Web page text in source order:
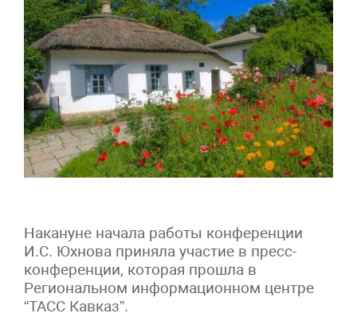
Накануне начала работы конференции
И.С. Юхнова приняла участие в пресс-
конференции, которая прошла в
Региональном информационном центре
“ТАСС Кавказ”.